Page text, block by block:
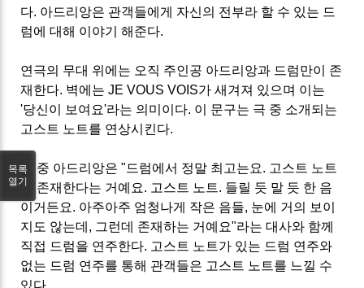
다. 아드리앙은 관객들에게 자신의 전부라 할 수 있는 드
럼에 대해 이야기 해준다.
연극의 무대 위에는 오직 주인공 아드리앙과 드럼만이 존
재한다. 벽에는 JE VOUS VOIS가 새겨져 있으며 이는
'당신이 보여요'라는 의미이다. 이 문구는 극 중 소개되는
고스트 노트를 연상시킨다.
극 중 아드리앙은 "드럼에서 정말 최고는요. 고스트 노트
가 존재한다는 거예요. 고스트 노트. 들릴 듯 말 듯 한 음
이거든요. 아주아주 엄청나게 작은 음들, 눈에 거의 보이
지도 않는데, 그런데 존재하는 거예요"라는 대사와 함께
직접 드럼을 연주한다. 고스트 노트가 있는 드럼 연주와
없는 드럼 연주를 통해 관객들은 고스트 노트를 느낄 수
있다.
목록
열기